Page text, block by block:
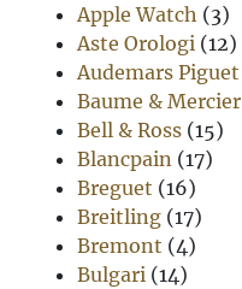
Apple Watch (3)
Aste Orologi (12)
Audemars Piguet
Baume & Mercier
Bell & Ross (15)
Blancpain (17)
Breguet (16)
Breitling (17)
Bremont (4)
Bulgari (14)